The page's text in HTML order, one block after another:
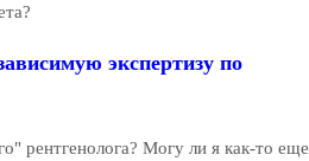
экспертизу по
рентгенолога? Могу ли я как-то еще